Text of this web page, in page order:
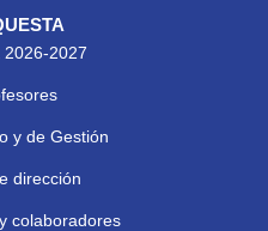
2026-2027
y de Gestión
dirección
colaboradores